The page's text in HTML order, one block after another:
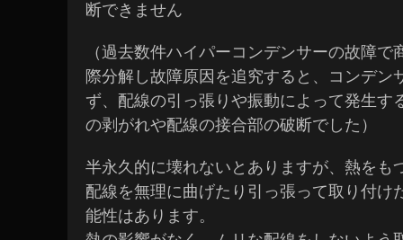
断できません
（過去数件ハイパーコンデンサーの故障
際分解し故障原因を追究すると、コンデン
ず、配線の引っ張りや振動によって発生す
の剥がれや配線の接合部の破断でした）
半永久的に壊れないとありますが、熱をも
配線を無理に曲げたり引っ張って取り付け
能性はあります。